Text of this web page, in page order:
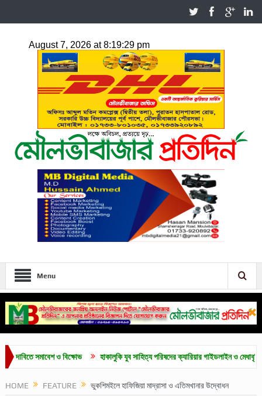
Menu
সমাবেশ ও বিক্ষোভ হাকালুকি যুব সাহিত্য পরিষদের ক্যারিয়ার গাইডলাইন ও মেধাবৃত্তি
HOME FEATURE ভুকশিমইলে হাফিজিয়া মাদ্রাসা ও এতিমখানার উদ্বোধন